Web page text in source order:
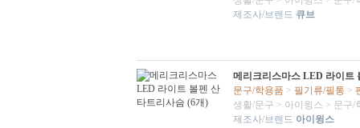
제조사/브렌드 큐브
메리크리스마스 LED 라이트
문구/학용품 > 필기류/필통 >
생활/문구 > 아이윙스 > 문구/
제조사/브렌드 아이윙스